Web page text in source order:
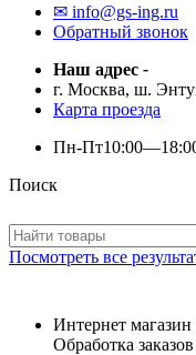
✉ info@gs-ing.ru
Обратный звонок
Наш адрес -
г. Москва, ш.
Карта проезда
Пн-Пт
Поиск
Посмотреть все
Интернет
Обработка